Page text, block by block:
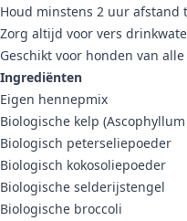
Houd minstens 2 uur afstand
Zorg altijd voor vers
Geschikt voor honden van
Ingrediënten
Eigen hennepmix
Biologische kelp
Biologisch peterseliepoeder
Biologisch kokosoliepoeder
Biologische selderijstengel
Biologische broccoli